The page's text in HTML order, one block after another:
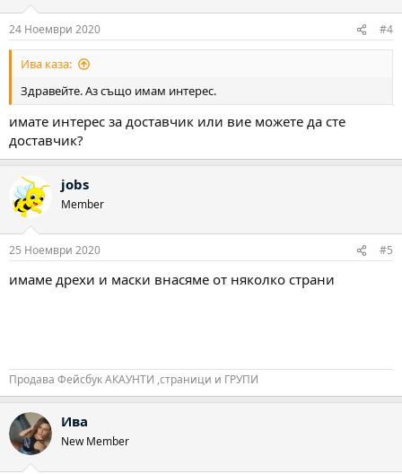
24 Ноември 2020 #4
Ива каза:
Здравейте. Аз също имам интерес.
имате интерес за доставчик или вие можете да сте
доставчик?
jobs
Member
25 Ноември 2020 #5
имаме дрехи и маски внасяме от няколко страни
Продава Фейсбук АКАУНТИ ,страници и ГРУПИ
Ива
New Member